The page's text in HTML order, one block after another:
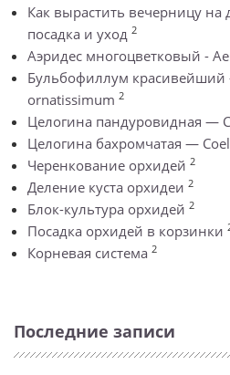
Как вырастить вечерницу на
посадка и уход 2
Аэридес многоцветковый -
Бульбофиллум
ornatissimum 2
Целогина пандуровидная —
Целогина бахромчатая —
Черенкование орхидей 2
Деление куста орхидеи 2
Блок-культура орхидей 2
Посадка орхидей в корзинки
Корневая система 2
Последние записи